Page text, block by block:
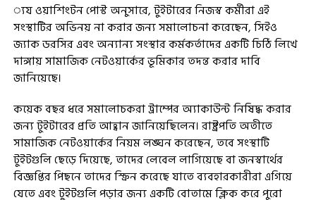
্যয ওয়াশিংটন পোস্ট অনুসারে, টুইটারের নিজস্ব কর্মীরা এই
সংস্থাটির অভিনয় না করার জন্য সমালোচনা করেছেন, সিইও
জ্যাক ডরসির এবং অন্যান্য সংস্থার কর্মকর্তাদের একটি চিঠি লিখে
দাঙ্গায় সামাজিক নেটওয়ার্কের ভূমিকার তদন্ত করার দাবি
জানিয়েছে।
কয়েক বছর ধরে সমালোচকরা ট্রাম্পের অ্যাকাউন্ট নিষিদ্ধ করার
জন্য টুইটারের প্রতি আহ্বান জানিয়েছিলেন। রাষ্ট্রপতি অতীতে
সামাজিক নেটওয়ার্কের নিয়ম লঙ্ঘন করেছেন, তবে সংস্থাটি
টুইটগুলি ছেড়ে দিয়েছে, তাদের লেবেল লাগিয়েছে বা জনস্বার্থের
বিজ্ঞপ্তির পিছনে তাদের স্ক্রিন করেছে যাতে ব্যবহারকারীরা এগিয়ে
যেতে এবং টুইটগুলি পড়ার জন্য একটি বোতামে ক্লিক করে পুরো